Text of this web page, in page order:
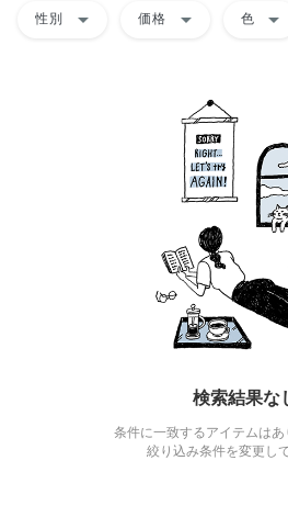
性別 arrow_drop_down 価格 arrow_drop_down 色 arrow_drop_down
検索結果な
条件に一致するアイテムは
絞り込み条件を変更し